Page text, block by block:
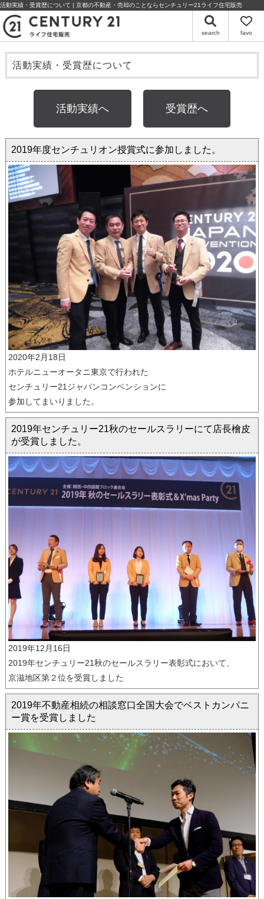
活動実績・受賞歴について | 京都の不動産・売却のことならセンチュリー21ライフ住宅販売
search favo
活動実績・受賞歴について
活動実績へ 受賞歴へ
2019年度センチュリオン授賞式に参加しました。
2020年2月18日
ホテルニューオータニ東京で行われた
センチュリー21ジャパンコンベンションに
参加してまいりました。
2019年センチュリー21秋のセールスラリーにて店長檜皮
が受賞しました。
2019年12月16日
2019年センチュリー21秋のセールスラリー表彰式において、
京滋地区第２位を受賞しました
2019年不動産相続の相談窓口全国大会でベストカンパニ
ー賞を受賞しました